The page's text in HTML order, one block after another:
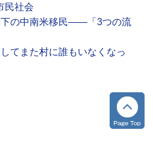
民社会
の中南米移民――「3つの流
また村に誰もいなくなっ